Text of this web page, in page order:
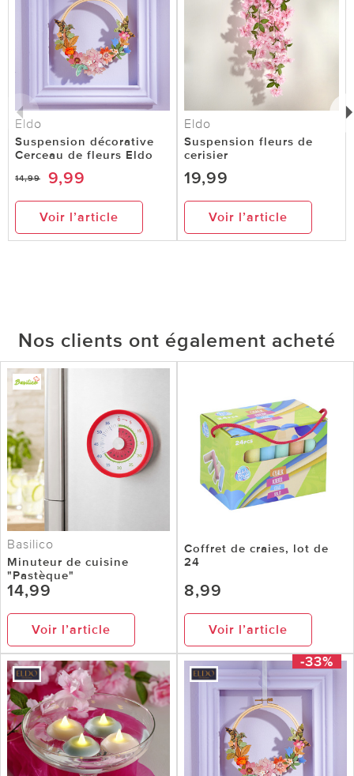
Eldo
Suspension décorative
Cerceau de fleurs Eldo
14,99 9,99
Voir l’article
Eldo
Suspension fleurs de
cerisier
19,99
Voir l’article
Nos clients ont également acheté
Basilico
Minuteur de cuisine
"Pastèque"
14,99
Voir l’article
Coffret de craies, lot de
24
8,99
Voir l’article
-33%